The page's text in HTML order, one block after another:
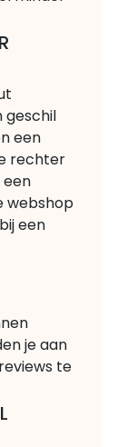
geschil
een
rechter
een
webshop
een
je aan
te